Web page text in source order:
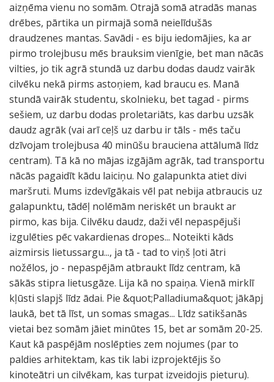
aizņēma vienu no somām. Otrajā somā atradās manas
drēbes, pārtika un pirmajā somā neielīdušās
draudzenes mantas. Savādi - es biju iedomājies, ka ar
pirmo trolejbusu mēs brauksim vienīgie, bet man nācās
vilties, jo tik agrā stundā uz darbu dodas daudz vairāk
cilvēku nekā pirms astoņiem, kad braucu es. Manā
stundā vairāk studentu, skolnieku, bet tagad - pirms
sešiem, uz darbu dodas proletariāts, kas darbu uzsāk
daudz agrāk (vai arī ceļš uz darbu ir tāls - mēs taču
dzīvojam trolejbusa 40 minūšu brauciena attālumā līdz
centram). Tā kā no mājas izgājām agrāk, tad transportu
nācās pagaidīt kādu laiciņu. No galapunkta atiet divi
maršruti. Mums izdevīgākais vēl pat nebija atbraucis uz
galapunktu, tādēļ nolēmām neriskēt un braukt ar
pirmo, kas bija. Cilvēku daudz, daži vēl nepaspējuši
izgulēties pēc vakardienas dropes... Noteikti kāds
aizmirsis lietussargu..., ja tā - tad to viņš ļoti ātri
nožēlos, jo - nepaspējām atbraukt līdz centram, kā
sākās stipra lietusgāze. Lija kā no spaiņa. Vienā mirklī
kļūsti slapjš līdz ādai. Pie &quot;Palladiuma&quot; jākāpj
laukā, bet tā līst, un somas smagas... Līdz satikšanās
vietai bez somām jāiet minūtes 15, bet ar somām 20-25.
Kaut kā paspējām noslēpties zem nojumes (par to
paldies arhitektam, kas tik labi izprojektējis šo
kinoteātri un cilvēkam, kas turpat izveidojis pieturu).